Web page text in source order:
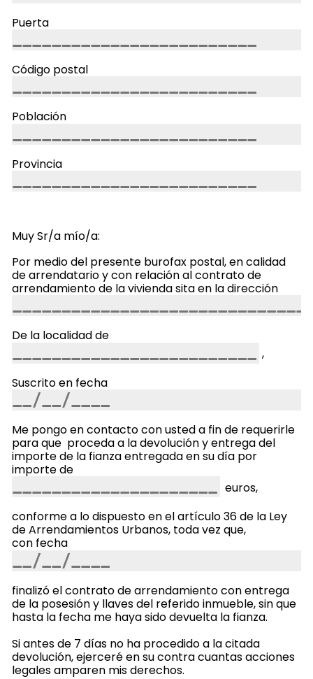
Puerta
Código postal
Población
Provincia
Muy Sr/a mío/a:
Por medio del presente burofax postal, en calidad
de arrendatario y con relación al contrato de
arrendamiento de la vivienda sita en la dirección
De la localidad de
,
Suscrito en fecha
Me pongo en contacto con usted a fin de requerirle
para que proceda a la devolución y entrega del
importe de la fianza entregada en su día por
importe de
euros,
conforme a lo dispuesto en el artículo 36 de la Ley
de Arrendamientos Urbanos, toda vez que,
con fecha
finalizó el contrato de arrendamiento con entrega
de la posesión y llaves del referido inmueble, sin que
hasta la fecha me haya sido devuelta la fianza.
Si antes de 7 días no ha procedido a la citada
devolución, ejerceré en su contra cuantas acciones
legales amparen mis derechos.